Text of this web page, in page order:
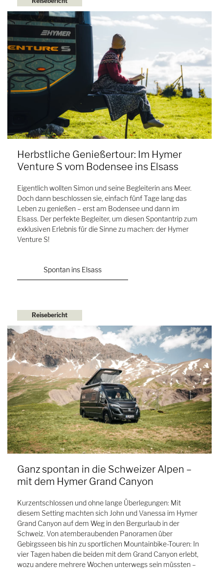
Herbstliche Genießertour: Im Hymer
Venture S vom Bodensee ins Elsass
Eigentlich wollten Simon und seine Begleiterin ans Meer.
Doch dann beschlossen sie, einfach fünf Tage lang das
Leben zu genießen – erst am Bodensee und dann im
Elsass. Der perfekte Begleiter, um diesen Spontantrip zum
exklusiven Erlebnis für die Sinne zu machen: der Hymer
Venture S!
Spontan ins Elsass
Reisebericht
Ganz spontan in die Schweizer Alpen –
mit dem Hymer Grand Canyon
Kurzentschlossen und ohne lange Überlegungen: Mit
diesem Setting machten sich John und Vanessa im Hymer
Grand Canyon auf dem Weg in den Bergurlaub in der
Schweiz. Von atemberaubenden Panoramen über
Gebirgsseen bis hin zu sportlichen Mountainbike-Touren: In
vier Tagen haben die beiden mit dem Grand Canyon erlebt,
wozu andere mehrere Wochen unterwegs sein müssten –